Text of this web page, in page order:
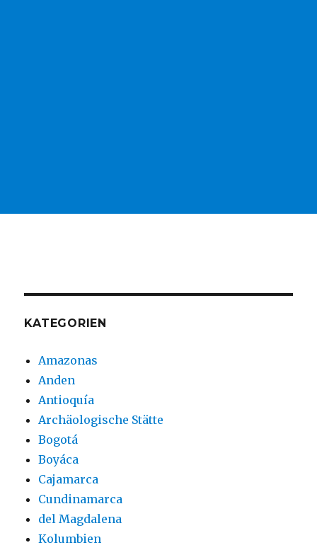
KATEGORIEN
Amazonas
Anden
Antioquía
Archäologische Stätte
Bogotá
Boyáca
Cajamarca
Cundinamarca
del Magdalena
Kolumbien